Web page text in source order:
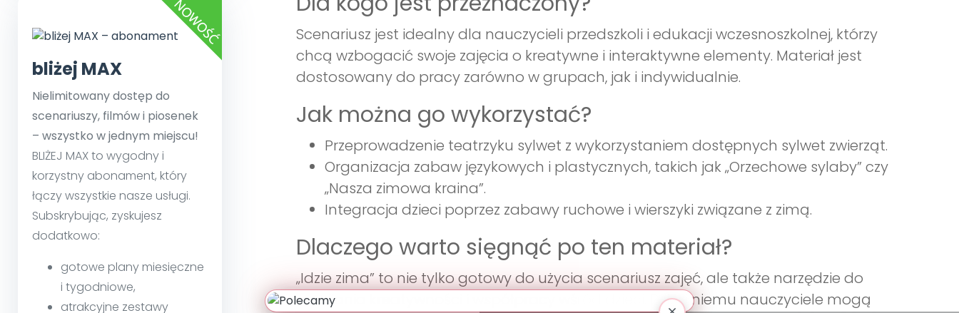
bliżej MAX
Nielimitowany dostęp do
scenariuszy, filmów i piosenek
– wszystko w jednym miejscu!
BLIŻEJ MAX to wygodny i
korzystny abonament, który
łączy wszystkie nasze usługi.
Subskrybując, zyskujesz
dodatkowo:
gotowe plany miesięczne
i tygodniowe,
atrakcyjne zestawy
Scenariusz jest idealny dla nauczycieli przedszkoli i edukacji wczesnoszkolnej, którzy
chcą wzbogacić swoje zajęcia o kreatywne i interaktywne elementy. Materiał jest
dostosowany do pracy zarówno w grupach, jak i indywidualnie.
Jak można go wykorzystać?
Przeprowadzenie teatrzyku sylwet z wykorzystaniem dostępnych sylwet zwierząt.
Organizacja zabaw językowych i plastycznych, takich jak „Orzechowe sylaby” czy
„Nasza zimowa kraina”.
Integracja dzieci poprzez zabawy ruchowe i wierszyki związane z zimą.
Dlaczego warto sięgnąć po ten materiał?
„Idzie zima” to nie tylko gotowy do użycia scenariusz zajęć, ale także narzędzie do
rozwijania kreatywności i współpracy wśród dzieci. Dzięki niemu nauczyciele mogą